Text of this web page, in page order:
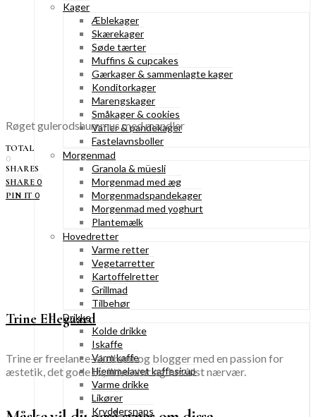
Kager
Æblekager
Skærekager
Søde tærter
Muffins & cupcakes
Gærkager & sammenlagte kager
Konditorkager
Marengskager
Småkager & cookies
Vafler & pandekager
Fastelavnsboller
Morgenmad
Granola & müesli
Morgenmad med æg
Morgenmadspandekager
Morgenmad med yoghurt
Plantemælk
Hovedretter
Varme retter
Vegetarretter
Kartoffelretter
Grillmad
Tilbehør
Drikke
Kolde drikke
Iskaffe
Varm kaffe
Hjemmelavet kaffesirup
Varme drikke
Likører
Kryddersnaps
Røget gulerodshummus med mandler
TOTAL
0
SHARES
SHARE 0
PIN IT 0
Trine Ellegaard
Trine er freelance-skribent og blogger med en passion for
æstetik, det gode liv, litteratur og bevidst nærvær.